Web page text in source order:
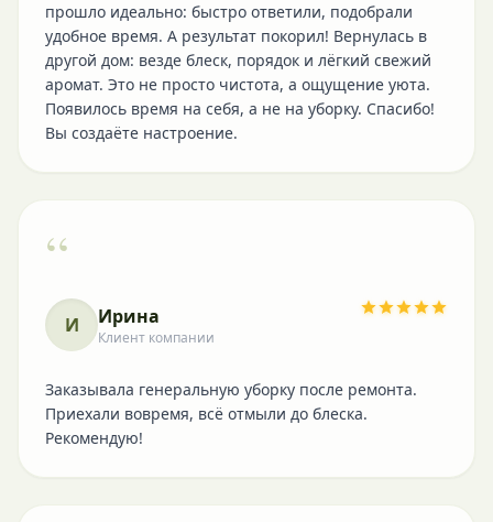
прошло идеально: быстро ответили, подобрали
удобное время. А результат покорил! Вернулась в
другой дом: везде блеск, порядок и лёгкий свежий
аромат. Это не просто чистота, а ощущение уюта.
Появилось время на себя, а не на уборку. Спасибо!
Вы создаёте настроение.
“
И Ирина
Клиент компании
Заказывала генеральную уборку после ремонта.
Приехали вовремя, всё отмыли до блеска.
Рекомендую!